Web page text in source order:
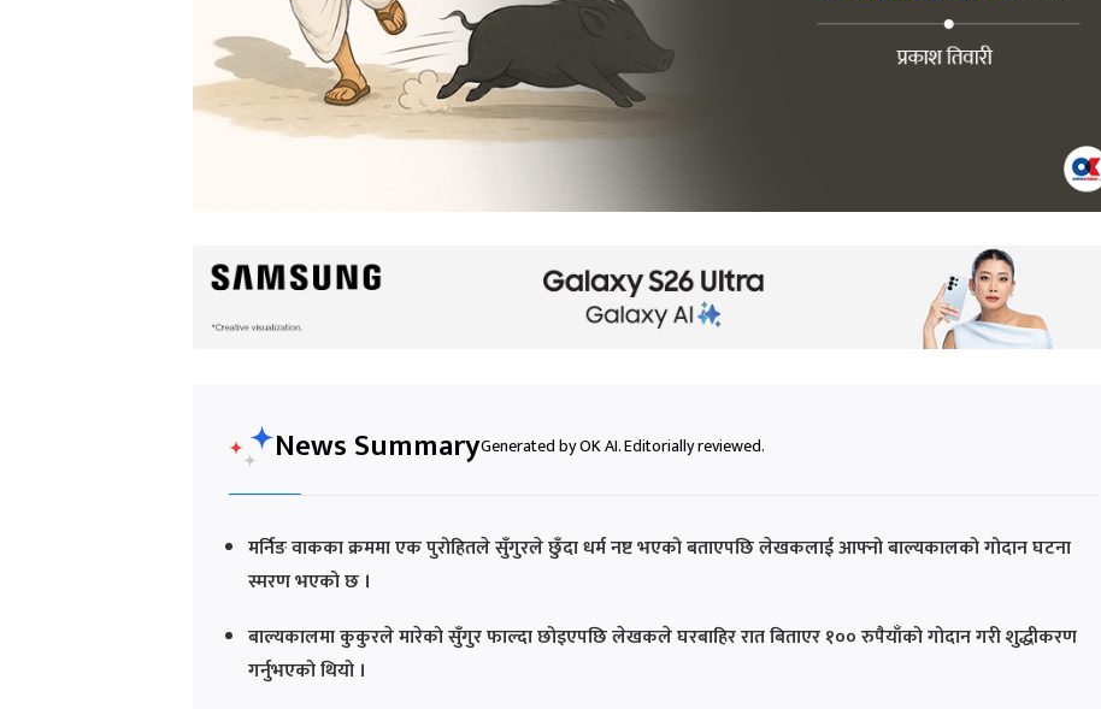
News SummaryGenerated by OK AI. Editorially reviewed.
मर्निङ वाकका क्रममा एक पुरोहितले सुँगुरले छुँदा धर्म नष्ट भएको बताएपछि लेखकलाई आफ्नो बाल्यकालको गोदान घटना
स्मरण भएको छ ।
बाल्यकालमा कुकुरले मारेको सुँगुर फाल्दा छोइएपछि लेखकले घरबाहिर रात बिताएर १०० रुपैयाँको गोदान गरी शुद्धीकरण
गर्नुभएको थियो ।